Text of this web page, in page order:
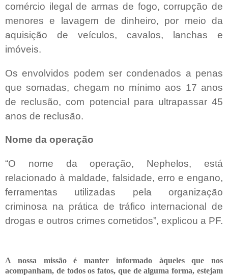
comércio ilegal de armas de fogo, corrupção de
menores e lavagem de dinheiro, por meio da
aquisição de veículos, cavalos, lanchas e
imóveis.
Os envolvidos podem ser condenados a penas
que somadas, chegam no mínimo aos 17 anos
de reclusão, com potencial para ultrapassar 45
anos de reclusão.
Nome da operação
“O nome da operação, Nephelos, está
relacionado à maldade, falsidade, erro e engano,
ferramentas utilizadas pela organização
criminosa na prática de tráfico internacional de
drogas e outros crimes cometidos”, explicou a PF.
A nossa missão é manter informado àqueles que nos
acompanham, de todos os fatos, que de alguma forma, estejam